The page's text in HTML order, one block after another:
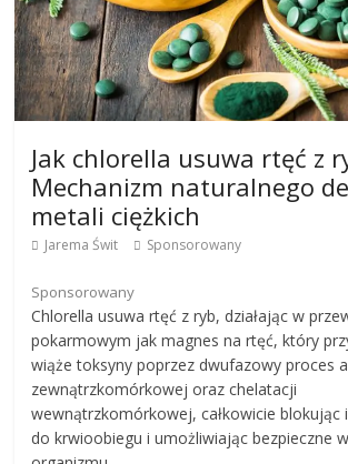
Jak chlorella usuwa rtęć z
Mechanizm naturalnego
metali ciężkich
Jarema Świt Sponsorowany
Sponsorowany
Chlorella usuwa rtęć z ryb, działając w
pokarmowym jak magnes na rtęć, który
wiąże toksyny poprzez dwufazowy proces
zewnątrzkomórkowej oraz chelatacji
wewnątrzkomórkowej, całkowicie blokując
do krwioobiegu i umożliwiając bezpieczne